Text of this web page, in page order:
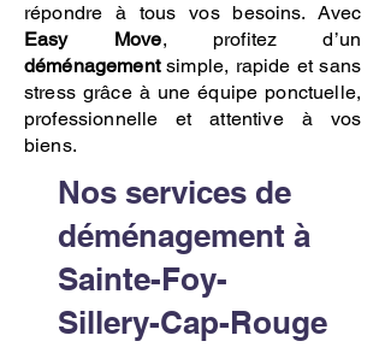
répondre à tous vos besoins. Avec
Easy Move, profitez d’un
déménagementsimple, rapide et sans
stress grâce à une équipe ponctuelle,
professionnelle et attentive à vos
biens.
Nos services de
déménagement à
Sainte-Foy-
Sillery-Cap-Rouge